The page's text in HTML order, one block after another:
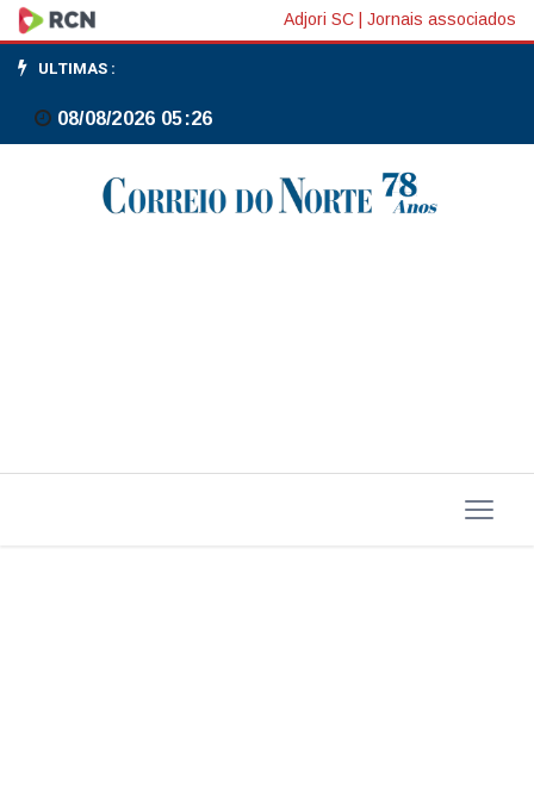
Número
de
passageiros
aeroportos
em
Adjori SC Jornais associados
ULTIMAS :
08/08/2026 05:26